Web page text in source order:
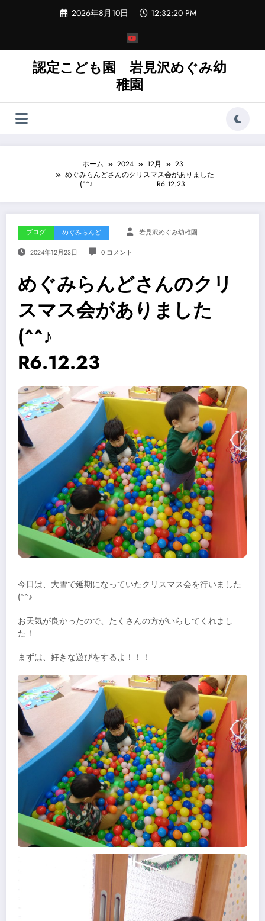
ツ
プ
2026年8月10日 12:32:22 PM
認定こども園 岩見沢めぐみ幼
稚園
ホーム 2024 12月
23
めぐみらんどさんのクリスマス会がありました
(^^♪ R6.12.23
ブログ めぐみらんど 岩見沢めぐみ幼稚園
2024年12月23日 0 コメント
めぐみらんどさんのクリ
スマス会がありました
(^^♪
R6.12.23
今日は、大雪で延期になっていたクリスマス会を行いました
(^^♪
お天気が良かったので、たくさんの方がいらしてくれまし
た！
まずは、好きな遊びをするよ！！！